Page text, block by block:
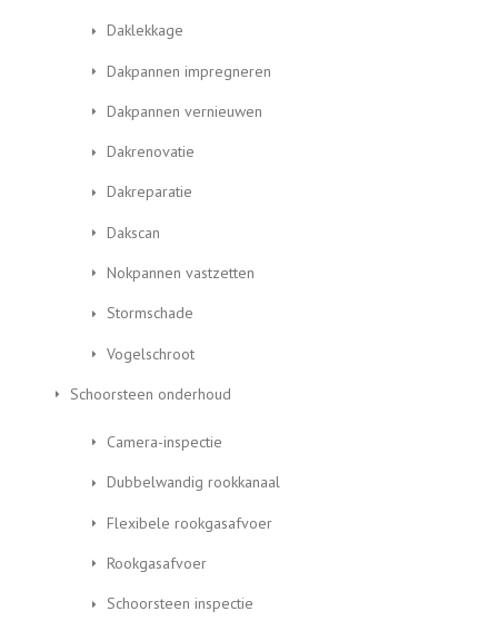
Daklekkage
Dakpannen impregneren
Dakpannen vernieuwen
Dakrenovatie
Dakreparatie
Dakscan
Nokpannen vastzetten
Stormschade
Vogelschroot
Schoorsteen onderhoud
Camera-inspectie
Dubbelwandig rookkanaal
Flexibele rookgasafvoer
Rookgasafvoer
Schoorsteen inspectie